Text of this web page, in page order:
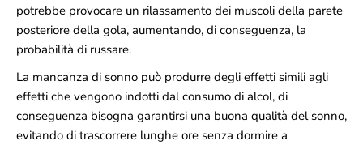
potrebbe provocare un rilassamento dei muscoli della parete
posteriore della gola, aumentando, di conseguenza, la
probabilità di russare.
La mancanza di sonno può produrre degli effetti simili agli
effetti che vengono indotti dal consumo di alcol, di
conseguenza bisogna garantirsi una buona qualità del sonno,
evitando di trascorrere lunghe ore senza dormire a